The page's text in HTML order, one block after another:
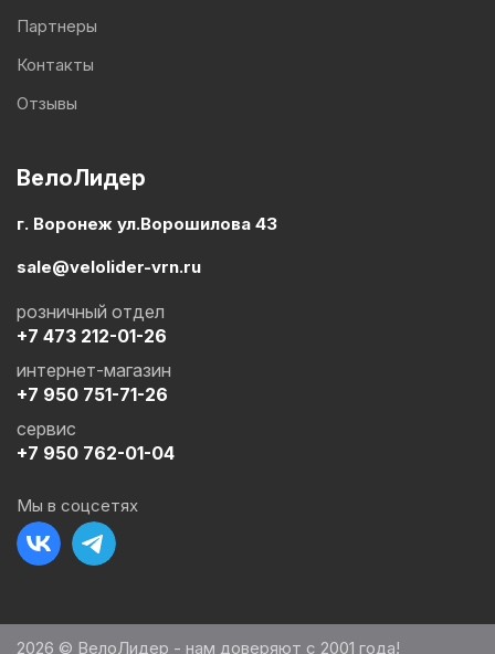
ВелоЛидер
г. Воронеж ул.Ворошилова 43
sale@velolider-vrn.ru
+7 473 212-01-26
розничный отдел
+7 950 751-71-26
интернет-магазин
+7 950 762-01-04
сервис
Мы в соцсетях
Партнеры
Контакты
Отзывы
2026 © ВелоЛидер - нам доверяют с 2001 года!